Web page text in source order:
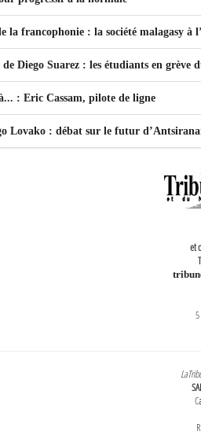
la francophonie : la société malagasy à
Diego Suarez : les étudiants en grève
: Eric Cassam, pilote de ligne
Lovako : débat sur le futur
et